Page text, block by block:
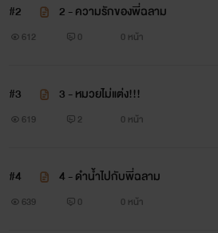
'ฉลาม' ไม่ใช่ชื่อเล่นแต่เพราะบ้านพี่
#2 2 - ความรักของพี่ฉลาม
612 0 0 หน้า
#3 3 - หมวยไม่แต่ง!!!
619 2 0 หน้า
#4 4 - ดำน้ำไปกับพี่ฉลาม
639 0 0 หน้า